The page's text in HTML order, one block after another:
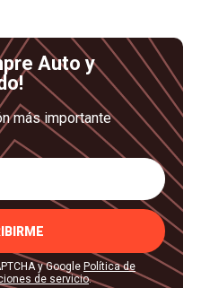
Auto y
más importante
y Google Política de
de servicio.